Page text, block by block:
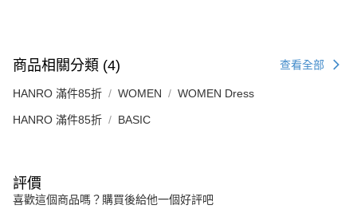
商品相關分類 (4) 查看全部
HANRO 滿件85折 WOMEN WOMEN Dress
HANRO 滿件85折 BASIC
評價
喜歡這個商品嗎？購買後給他一個好評吧